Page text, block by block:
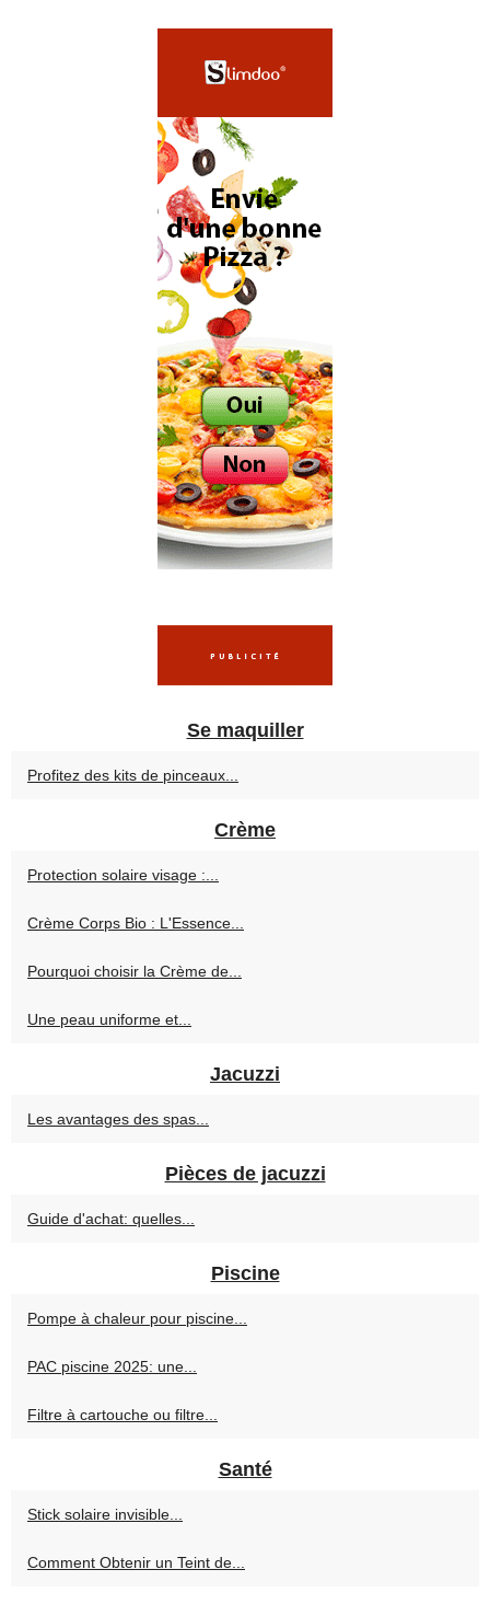
Se maquiller
Profitez des kits de pinceaux...
Crème
Protection solaire visage :...
Crème Corps Bio : L'Essence...
Pourquoi choisir la Crème de...
Une peau uniforme et...
Jacuzzi
Les avantages des spas...
Pièces de jacuzzi
Guide d'achat: quelles...
Piscine
Pompe à chaleur pour piscine...
PAC piscine 2025: une...
Filtre à cartouche ou filtre...
Santé
Stick solaire invisible...
Comment Obtenir un Teint de...